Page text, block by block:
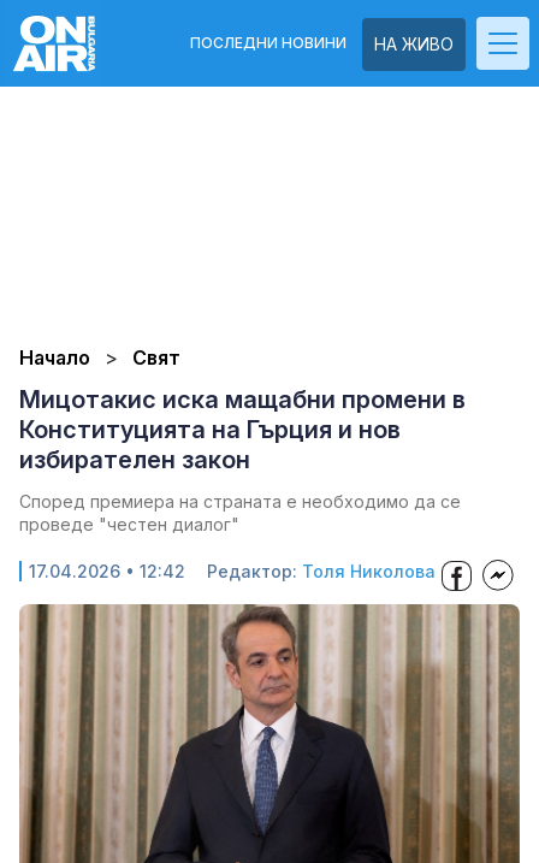
НА ЖИВО
ПОСЛЕДНИ НОВИНИ
Начало Свят
Мицотакис иска мащабни промени в
Конституцията на Гърция и нов
избирателен закон
Според премиера на страната е необходимо да се
проведе "честен диалог"
17.04.2026 • 12:42 Редактор: Толя Николова